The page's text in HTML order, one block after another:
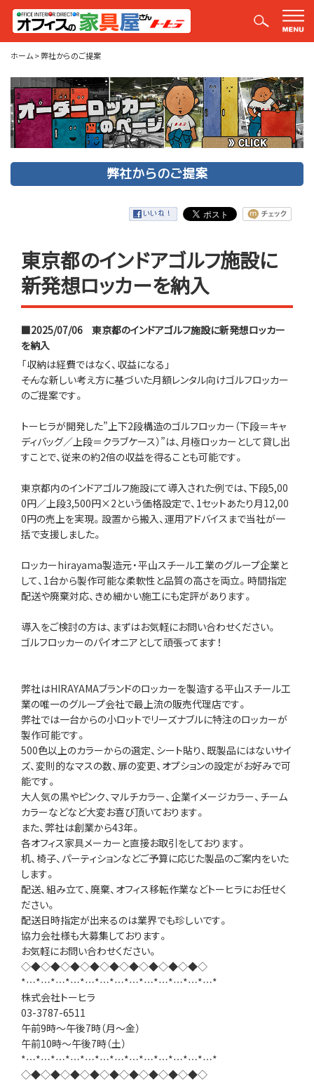
弊社からのご提案
ホーム>弊社からのご提案
弊社からのご提案
東京都のインドアゴルフ施設に
新発想ロッカーを納入
■2025/07/06
東京都のインドアゴルフ施設に新発想ロッカー
を納入
「収納は経費ではなく、収益になる」
――そんな新しい考え方に基づいた月額レンタル向けゴルフロッカー
のご提案です。
トーヒラが開発した”上下2段構造のゴルフロッカー（下段＝キャ
ディバッグ／上段＝クラブケース）”は、月極ロッカーとして貸し出
すことで、従来の約2倍の収益を得ることも可能です。
東京都内のインドアゴルフ施設にて導入された例では、下段5,00
0円／上段3,500円×2という価格設定で、1セットあたり月12,00
0円の売上を実現。設置から搬入、運用アドバイスまで当社が一
括で支援しました。
ロッカーhirayama製造元・平山スチール工業のグループ企業と
して、1台から製作可能な柔軟性と品質の高さを両立。時間指定
配送や廃棄対応、きめ細かい施工にも定評があります。
導入をご検討の方は、まずはお気軽にお問い合わせください。
ゴルフロッカーのパイオニアとして頑張ってます！
弊社はHIRAYAMAブランドのロッカーを製造する平山スチール工
業の唯一のグループ会社で最上流の販売代理店です。
弊社では一台からの小ロットでリーズナブルに特注のロッカーが
製作可能です。
500色以上のカラーからの選定、シート貼り、既製品にはないサイ
ズ、変則的なマスの数、扉の変更、オプションの設定がお好みで可
能です。
大人気の黒やピンク、マルチカラー、企業イメージカラー、チーム
カラーなどなど大変お喜び頂いております。
また、弊社は創業から43年。
各オフィス家具メーカーと直接お取引をしております。
机、椅子、パーティションなどご予算に応じた製品のご案内をいた
します。
配送、組み立て、廃棄、オフィス移転作業などトーヒラにお任せく
ださい。
配送日時指定が出来るのは業界でも珍しいです。
協力会社様も大募集しております。
お気軽にお問い合わせください。
◇◆◇◆◇◆◇◆◇◆◇◆◇◆◇◆◇◆◇
*…*…*…*…*…*…*…*…*…*…*…*…*…*
株式会社トーヒラ
03-3787-6511
午前9時～午後7時（月～金）
午前10時～午後7時（土）
*…*…*…*…*…*…*…*…*…*…*…*…*…*
◇◆◇◆◇◆◇◆◇◆◇◆◇◆◇◆◇◆◇